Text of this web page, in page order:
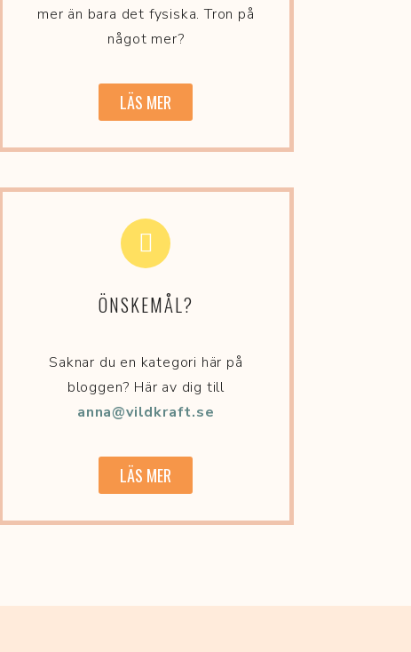
mer än bara det fysiska. Tron på
något mer?
LÄS MER
ÖNSKEMÅL?
Saknar du en kategori här på
bloggen? Här av dig till
anna@vildkraft.se
LÄS MER